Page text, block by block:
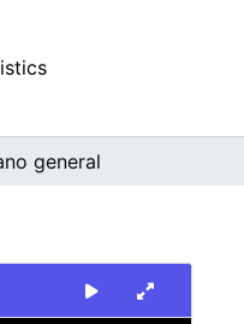
general